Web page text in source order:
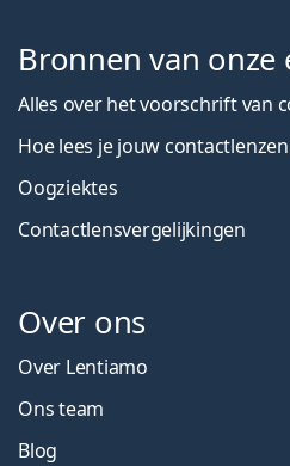
Bronnen van onze
Alles over het voorschrift van
Hoe lees je jouw
Oogziektes
Contactlensvergelijkingen
Over ons
Over Lentiamo
Ons team
Blog